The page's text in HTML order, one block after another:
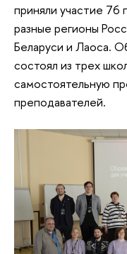
приняли участие 76
разные регионы
Беларуси и Лаоса.
состоял из трех
самостоятельную
преподавателей.